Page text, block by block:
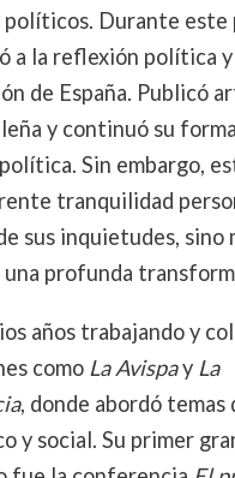
Durante este
a la reflexión política
de España. Publicó
y continuó su
Sin embargo,
tranquilidad
sus inquietudes, sino
una profunda
años trabajando y
como La Avispay La
, donde abordó temas
y social. Su primer